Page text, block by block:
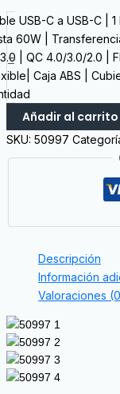
-
USB-C a USB-C |
60W |
| QC 4.0/3.0/2.0 |
Caja ABS |
Añadir al carrito
SKU: 50997
Descripción
Información
Valoraciones